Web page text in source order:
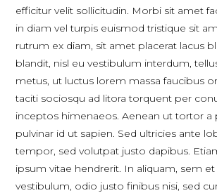
efficitur velit sollicitudin. Morbi sit amet
in diam vel turpis euismod tristique sit
rutrum ex diam, sit amet placerat lacus
blandit, nisl eu vestibulum interdum,
metus, ut luctus lorem massa faucibus
taciti sociosqu ad litora torquent per
inceptos himenaeos. Aenean ut tortor a
pulvinar id ut sapien. Sed ultricies ante
tempor, sed volutpat justo dapibus.
ipsum vitae hendrerit. In aliquam, sem et
vestibulum, odio justo finibus nisi, sed